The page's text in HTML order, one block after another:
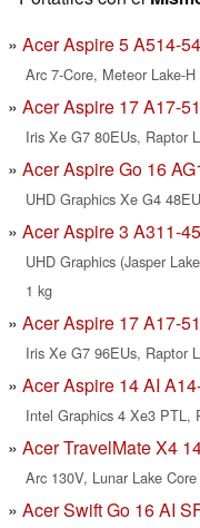
Acer Aspire 5 A514-
Arc 7-Core, Meteor Lake-
Acer Aspire 17 A17-
Iris Xe G7 80EUs, Raptor
Acer Aspire Go 16
UHD Graphics Xe G4
Acer Aspire 3 A311-45
UHD Graphics (Jasper
1 kg
Acer Aspire 17 A17-
Iris Xe G7 96EUs, Raptor
Acer Aspire 14 AI
Intel Graphics 4 Xe3 PTL,
Acer TravelMate X4
Arc 130V, Lunar Lake
Acer Swift Go 16 AI